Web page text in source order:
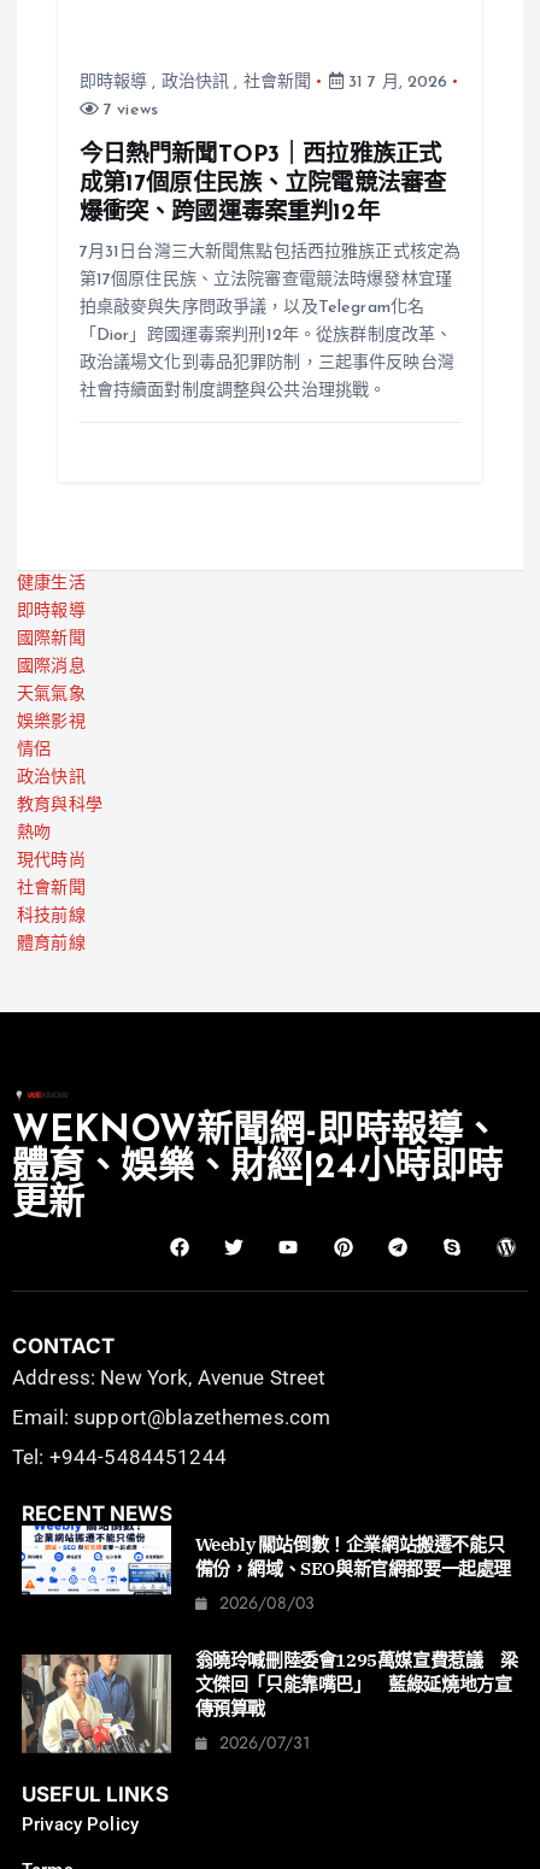
即時報導 , 政治快訊 , 社會新聞
31 7 月, 2026
7 views
今日熱門新聞TOP3｜西拉雅族正式
成第17個原住民族、立院電競法審查
爆衝突、跨國運毒案重判12年
7月31日台灣三大新聞焦點包括西拉雅族正式核定為
第17個原住民族、立法院審查電競法時爆發林宜瑾
拍桌敲麥與失序問政爭議，以及Telegram化名
「Dior」跨國運毒案判刑12年。從族群制度改革、
政治議場文化到毒品犯罪防制，三起事件反映台灣
社會持續面對制度調整與公共治理挑戰。
健康生活
即時報導
國際新聞
國際消息
天氣氣象
娛樂影視
情侶
政治快訊
教育與科學
熱吻
現代時尚
社會新聞
科技前線
體育前線
WEKNOW新聞網-即時報導、
體育、娛樂、財經|24小時即時
更新
CONTACT
Address: New York, Avenue Street
Email: support@blazethemes.com
Tel: +944-5484451244
RECENT NEWS
Weebly 關站倒數！企業網站搬遷不能只
備份，網域、SEO與新官網都要一起處理
2026/08/03
翁曉玲喊刪陸委會1295萬媒宣費惹議 梁
文傑回「只能靠嘴巴」 藍綠延燒地方宣
傳預算戰
2026/07/31
USEFUL LINKS
Privacy Policy